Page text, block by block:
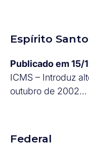
Espírito Santo
Publicado em 15/
ICMS – Introduz
outubro de 2002…
Federal